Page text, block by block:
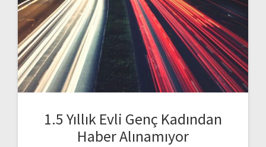
1.5 Yıllık Evli Genç Kadından
Haber Alınamıyor